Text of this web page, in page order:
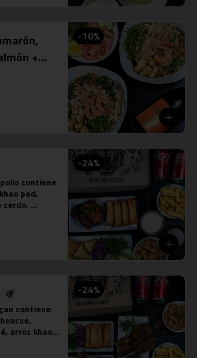
-10%
+
-24%
contiene
pad,
cerdo,
-24%
contiene
arroz khao